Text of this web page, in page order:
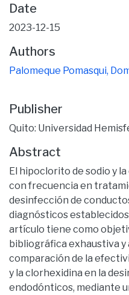
Date
2023-12-15
Authors
Palomeque Pomasqui,
Publisher
Quito: Universidad
Abstract
El hipoclorito de sodio y
con frecuencia en
desinfección de
diagnósticos
artículo tiene como
bibliográfica exhaustiva y
comparación de la
y la clorhexidina en la
endodónticos, mediante